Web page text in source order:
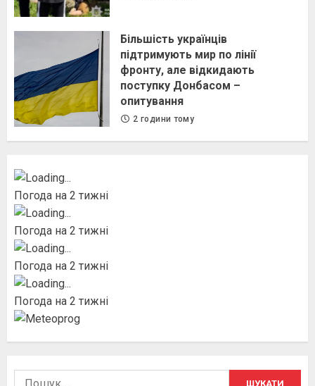
Більшість українців
підтримують мир по лінії
фронту, але відкидають
поступку Донбасом –
опитування
2 години тому
Погода на 2 тижні
Погода на 2 тижні
Погода на 2 тижні
Погода на 2 тижні
Пошук: